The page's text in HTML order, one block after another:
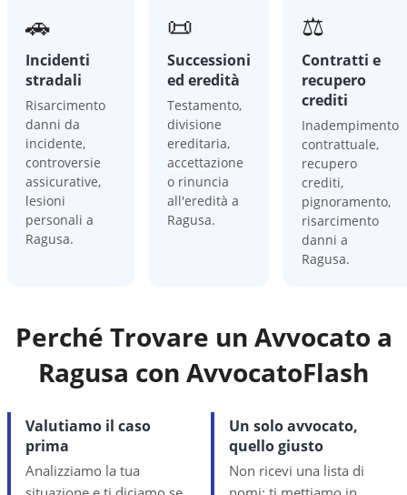
🚗
Incidenti
stradali
Risarcimento
danni da
incidente,
controversie
assicurative,
lesioni
personali a
Ragusa.
📜
Successioni
ed eredità
Testamento,
divisione
ereditaria,
accettazione
o rinuncia
all'eredità a
Ragusa.
⚖️
Contratti e
recupero
crediti
Inadempimento
contrattuale,
recupero
crediti,
pignoramento,
risarcimento
danni a
Ragusa.
Perché Trovare un Avvocato a
Ragusa con AvvocatoFlash
Valutiamo il caso
prima
Analizziamo la tua
Un solo avvocato,
quello giusto
Non ricevi una lista di